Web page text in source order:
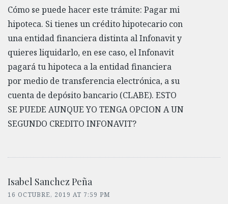
Cómo se puede hacer este trámite: Pagar mi
hipoteca. Si tienes un crédito hipotecario con
una entidad financiera distinta al Infonavit y
quieres liquidarlo, en ese caso, el Infonavit
pagará tu hipoteca a la entidad financiera
por medio de transferencia electrónica, a su
cuenta de depósito bancario (CLABE). ESTO
SE PUEDE AUNQUE YO TENGA OPCION A UN
SEGUNDO CREDITO INFONAVIT?
Isabel Sanchez Peña
16 OCTUBRE, 2019 AT 7:59 PM